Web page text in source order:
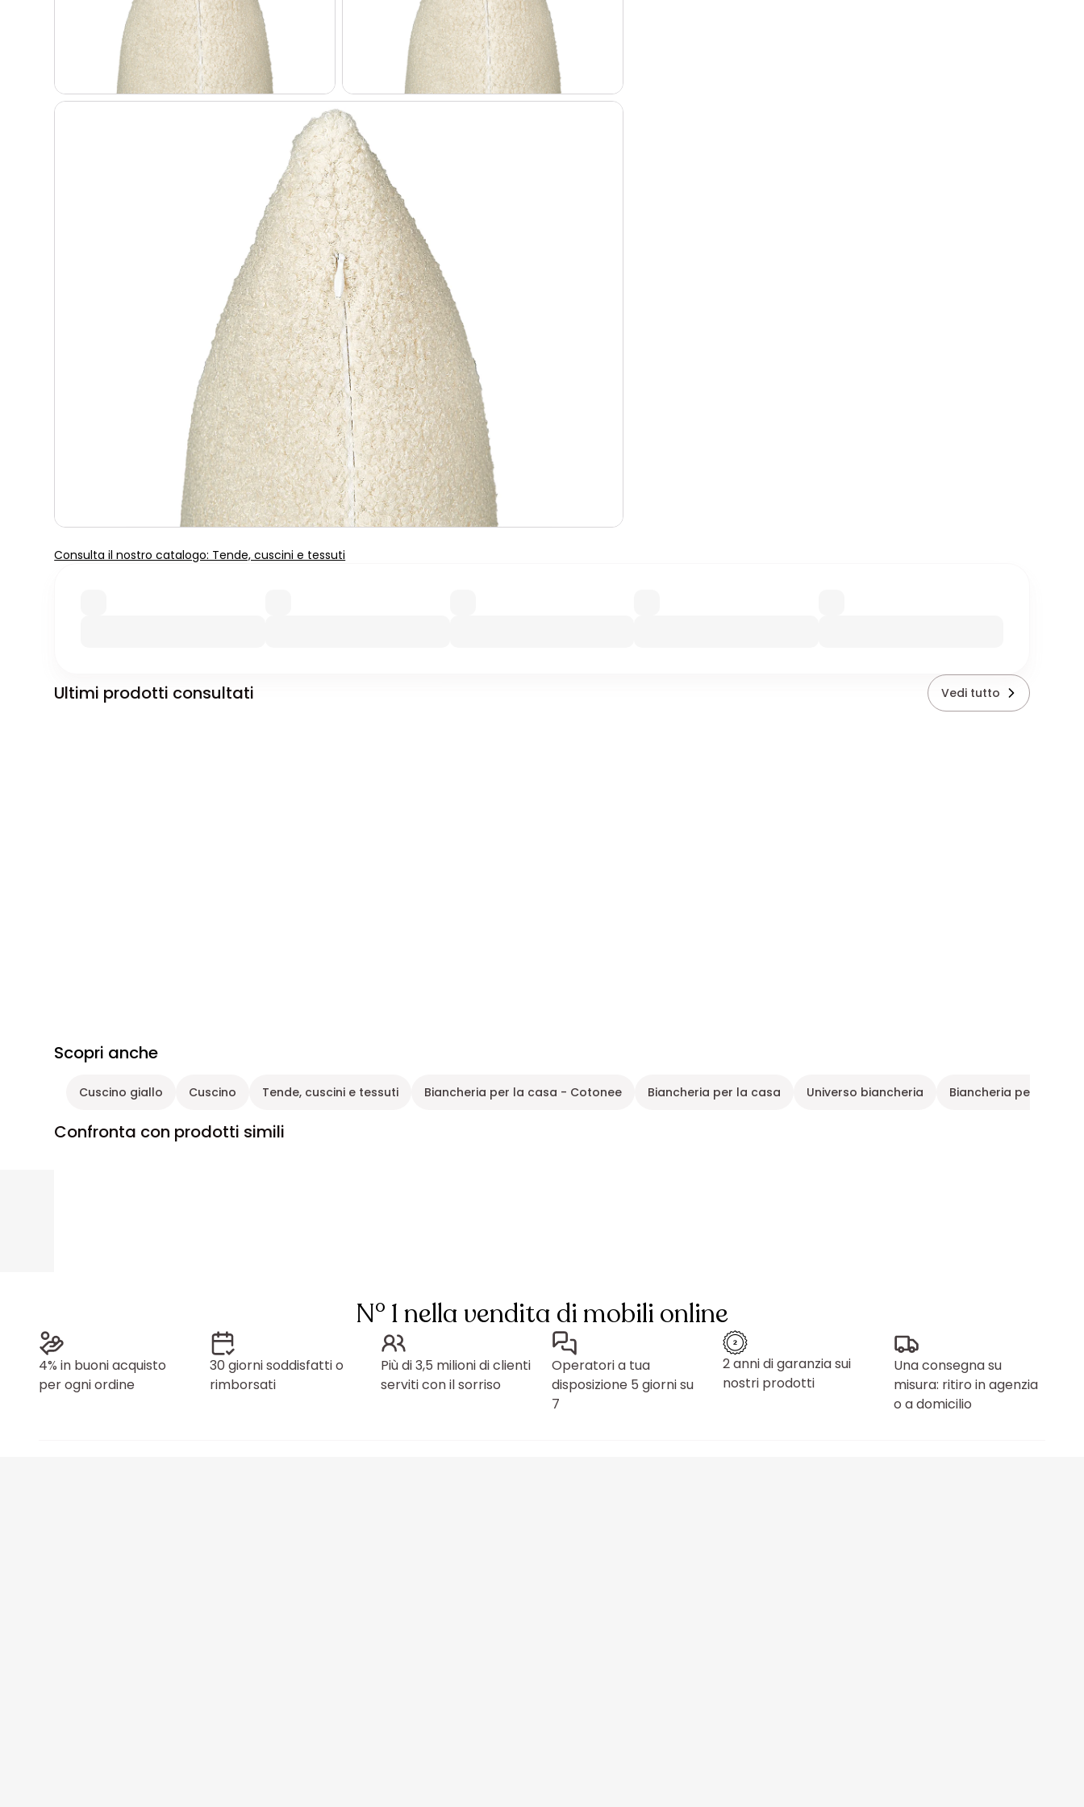
Consulta il nostro catalogo: Tende, cuscini e tessuti
Ultimi prodotti consultati Vedi tutto
Scopri anche
Cuscino giallo Cuscino Tende, cuscini e tessuti Biancheria per la casa - Cotonee Biancheria per la casa Universo biancheria Biancheria per la
Confronta con prodotti simili
N° 1 nella vendita di mobili online
4% in buoni acquisto
per ogni ordine
30 giorni soddisfatti o
rimborsati
Più di 3,5 milioni di clienti
serviti con il sorriso
Operatori a tua
disposizione 5 giorni su
7
2 anni di garanzia sui
nostri prodotti
Una consegna su
misura: ritiro in agenzia
o a domicilio